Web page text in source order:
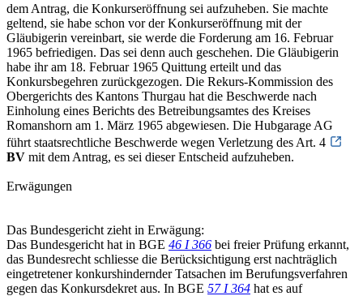
dem Antrag, die Konkurseröffnung sei aufzuheben. Sie machte
geltend, sie habe schon vor der Konkurseröffnung mit der
Gläubigerin vereinbart, sie werde die Forderung am 16. Februar
1965 befriedigen. Das sei denn auch geschehen. Die Gläubigerin
habe ihr am 18. Februar 1965 Quittung erteilt und das
Konkursbegehren zurückgezogen. Die Rekurs-Kommission des
Obergerichts des Kantons Thurgau hat die Beschwerde nach
Einholung eines Berichts des Betreibungsamtes des Kreises
Romanshorn am 1. März 1965 abgewiesen. Die Hubgarage AG
führt staatsrechtliche Beschwerde wegen Verletzung des Art. 4
BV mit dem Antrag, es sei dieser Entscheid aufzuheben.
Erwägungen
Das Bundesgericht zieht in Erwägung:
Das Bundesgericht hat in BGE 46 I 366 bei freier Prüfung erkannt,
das Bundesrecht schliesse die Berücksichtigung erst nachträglich
eingetretener konkurshindernder Tatsachen im Berufungsverfahren
gegen das Konkursdekret aus. In BGE 57 I 364 hat es auf